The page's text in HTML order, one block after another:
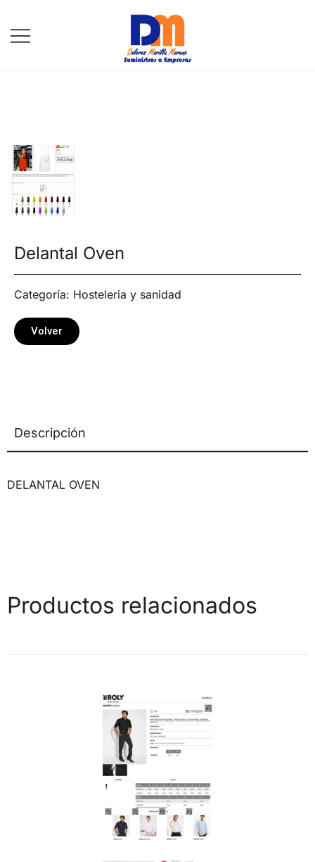
Delantal Oven
Categoría: Hosteleria y sanidad
Volver
Descripción
DELANTAL OVEN
Productos relacionados